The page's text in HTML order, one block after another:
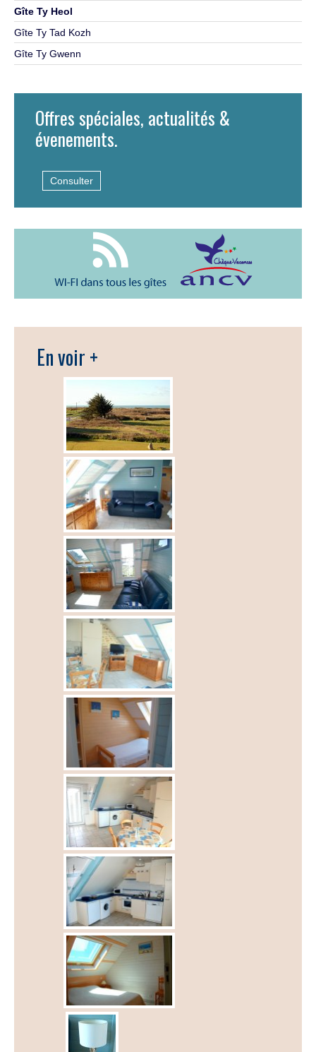
Gîte Ty Heol
Gîte Ty Tad Kozh
Gîte Ty Gwenn
Offres spéciales, actualités &
évenements.
Consulter
En voir +